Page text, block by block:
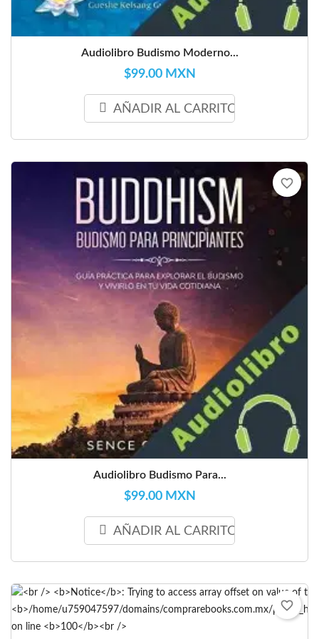
Audiolibro Budismo Moderno...
$99.00 MXN
AÑADIR AL CARRITO
Audiolibro Budismo Para...
$99.00 MXN
AÑADIR AL CARRITO
favorite_border
favorite_border